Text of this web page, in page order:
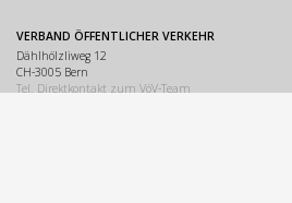
VERBAND ÖFFENTLICHER VERKEHR
Dählhölzliweg 12
CH-3005 Bern
Tel. Direktkontakt zum VöV-Team